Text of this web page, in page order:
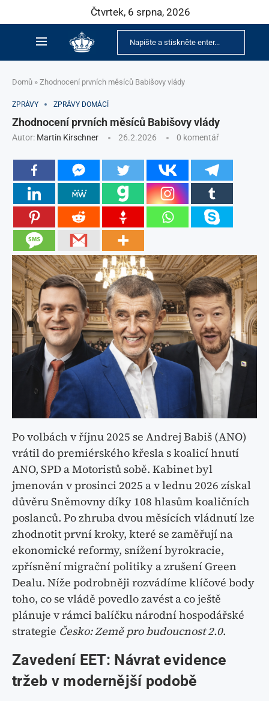
Čtvrtek, 6 srpna, 2026
Domů » Zhodnocení prvních měsíců Babišovy vlády
ZPRÁVY ZPRÁVY DOMÁCÍ
Zhodnocení prvních měsíců Babišovy vlády
Autor: Martin Kirschner 26.2.2026 0 komentář
Po volbách v říjnu 2025 se Andrej Babiš (ANO)
vrátil do premiérského křesla s koalicí hnutí
ANO, SPD a Motoristů sobě. Kabinet byl
jmenován v prosinci 2025 a v lednu 2026 získal
důvěru Sněmovny díky 108 hlasům koaličních
poslanců. Po zhruba dvou měsících vládnutí lze
zhodnotit první kroky, které se zaměřují na
ekonomické reformy, snížení byrokracie,
zpřísnění migrační politiky a zrušení Green
Dealu. Níže podrobněji rozvádíme klíčové body
toho, co se vládě povedlo zavést a co ještě
plánuje v rámci balíčku národní hospodářské
strategie Česko: Země pro budoucnost 2.0.
Zavedení EET: Návrat evidence
tržeb v modernější podobě